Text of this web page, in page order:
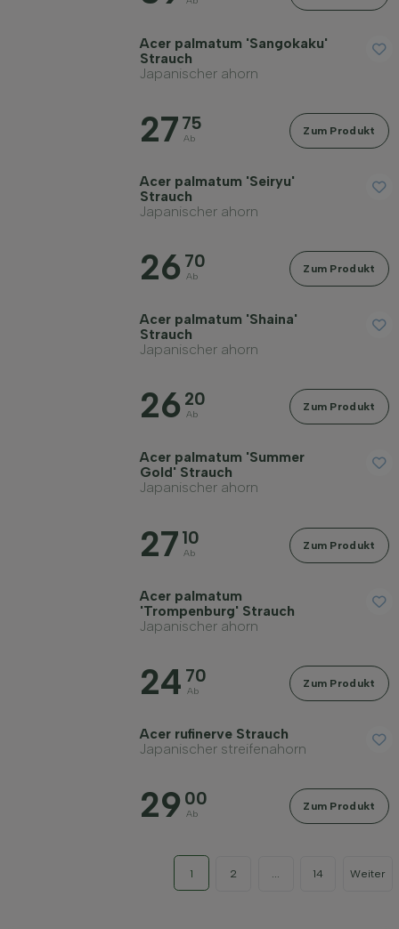
Acer palmatum 'Sangokaku'
Strauch
Japanischer ahorn
27 75
Ab
Zum Produkt
Acer palmatum 'Seiryu'
Strauch
Japanischer ahorn
26 70
Ab
Zum Produkt
Acer palmatum 'Shaina'
Strauch
Japanischer ahorn
26 20
Ab
Zum Produkt
Acer palmatum 'Summer
Gold' Strauch
Japanischer ahorn
27 10
Ab
Zum Produkt
Acer palmatum
'Trompenburg' Strauch
Japanischer ahorn
24 70
Ab
Zum Produkt
Acer rufinerve Strauch
Japanischer streifenahorn
29 00
Ab
Zum Produkt
1 2 14 Weiter